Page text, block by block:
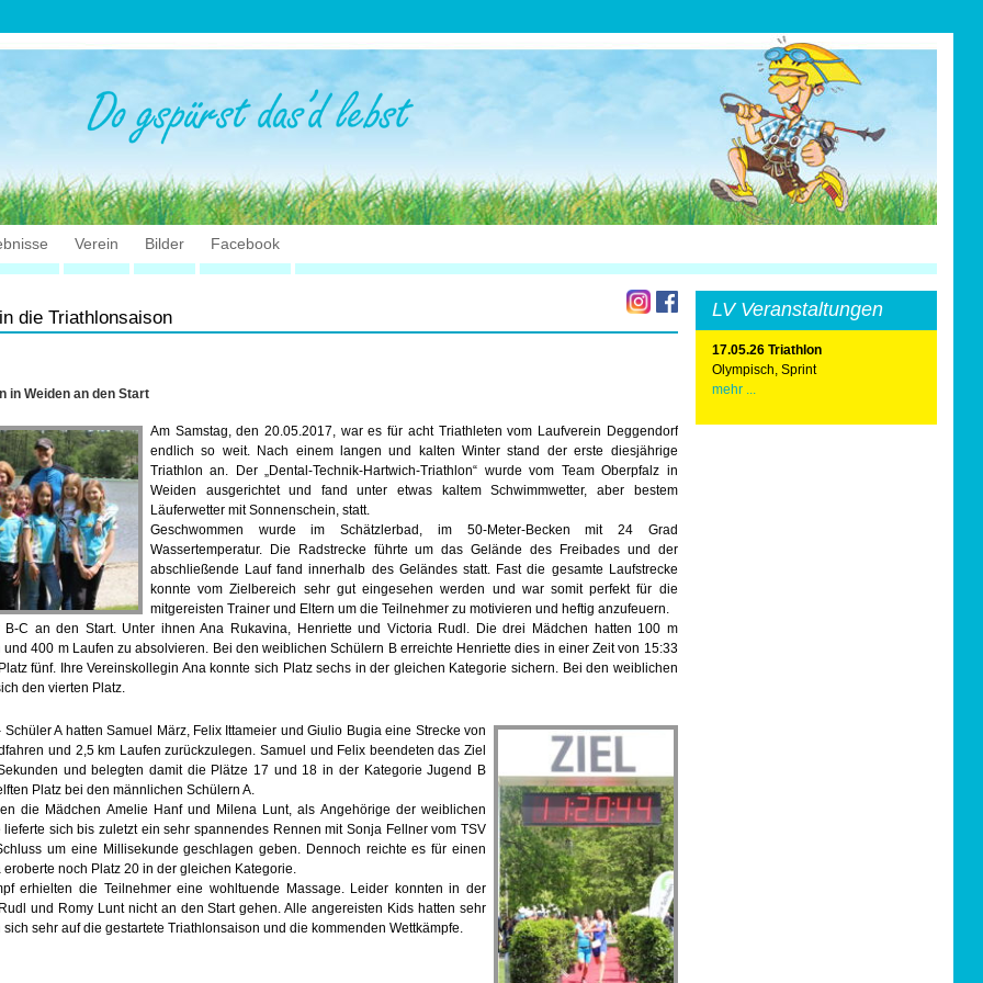
Verein Bilder Facebook
die Triathlonsaison
in Weiden an den Start
Am Samstag, den 20.05.2017, war es für acht Triathleten vom Laufverein Deggendorf
endlich so weit. Nach einem langen und kalten Winter stand der erste diesjährige
Triathlon an. Der „Dental-Technik-Hartwich-Triathlon“ wurde vom Team Oberpfalz in
Weiden ausgerichtet und fand unter etwas kaltem Schwimmwetter, aber bestem
Läuferwetter mit Sonnenschein, statt.
Geschwommen wurde im Schätzlerbad, im 50-Meter-Becken mit 24 Grad
Wassertemperatur. Die Radstrecke führte um das Gelände des Freibades und der
abschließende Lauf fand innerhalb des Geländes statt. Fast die gesamte Laufstrecke
konnte vom Zielbereich sehr gut eingesehen werden und war somit perfekt für die
mitgereisten Trainer und Eltern um die Teilnehmer zu motivieren und heftig anzufeuern.
C an den Start. Unter ihnen Ana Rukavina, Henriette und Victoria Rudl. Die drei Mädchen hatten 100 m
400 m Laufen zu absolvieren. Bei den weiblichen Schülern B erreichte Henriette dies in einer Zeit von 15:33
fünf. Ihre Vereinskollegin Ana konnte sich Platz sechs in der gleichen Kategorie sichern. Bei den weiblichen
den vierten Platz.
A hatten Samuel März, Felix Ittameier und Giulio Bugia eine Strecke von
und 2,5 km Laufen zurückzulegen. Samuel und Felix beendeten das Ziel
und belegten damit die Plätze 17 und 18 in der Kategorie Jugend B
Platz bei den männlichen Schülern A.
die Mädchen Amelie Hanf und Milena Lunt, als Angehörige der weiblichen
sich bis zuletzt ein sehr spannendes Rennen mit Sonja Fellner vom TSV
um eine Millisekunde geschlagen geben. Dennoch reichte es für einen
noch Platz 20 in der gleichen Kategorie.
erhielten die Teilnehmer eine wohltuende Massage. Leider konnten in der
und Romy Lunt nicht an den Start gehen. Alle angereisten Kids hatten sehr
sehr auf die gestartete Triathlonsaison und die kommenden Wettkämpfe.
LV Veranstaltungen
17.05.26 Triathlon
Olympisch, Sprint
mehr ...